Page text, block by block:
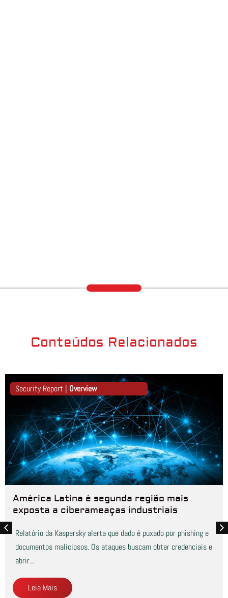
Conteúdos Relacionados
Security Report | Overview
América Latina é segunda região mais
exposta a ciberameaças industriais
Relatório da Kaspersky alerta que dado é puxado por phishing e
documentos maliciosos. Os ataques buscam obter credenciais e
abrir...
Leia Mais